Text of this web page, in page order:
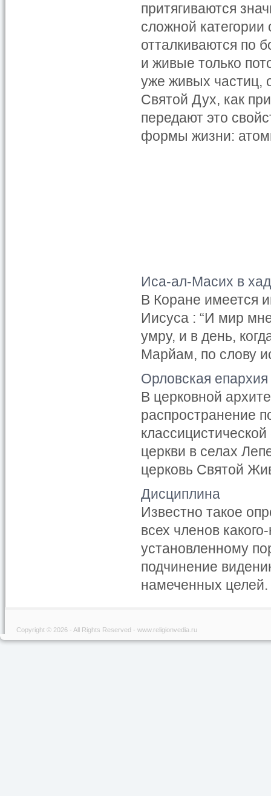
притягиваются
сложной
отталкиваются по
и живые только
уже живых частиц,
Святой Дух, как
передают это
формы жизни:
Иса-ал-Масих в
В Коране имеется
Иисуса : “И мир
умру, и в день,
Марйам, по слову
Орловская
В церковной
распространение
церкви в селах
церковь Святой
Дисциплина
Известно такое
всех членов
установленному
подчинение
намеченных целей.
Copyright © 2026 - All Rights Reserved - www.religionvedia.ru